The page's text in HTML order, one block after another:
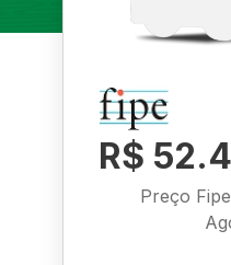
R$
Preço